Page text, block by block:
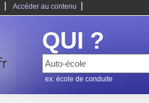
Accéder au contenu
QUI ?
ex: école de conduite